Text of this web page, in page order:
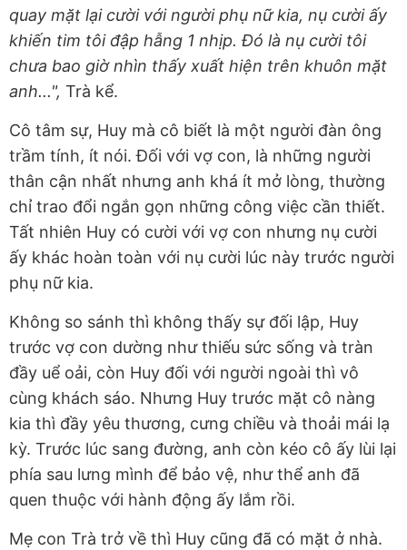
quay mặt lại cười với người phụ nữ kia, nụ cười ấy
khiến tim tôi đập hẫng 1 nhịp. Đó là nụ cười tôi
chưa bao giờ nhìn thấy xuất hiện trên khuôn mặt
anh...", Trà kể.
Cô tâm sự, Huy mà cô biết là một người đàn ông
trầm tính, ít nói. Đối với vợ con, là những người
thân cận nhất nhưng anh khá ít mở lòng, thường
chỉ trao đổi ngắn gọn những công việc cần thiết.
Tất nhiên Huy có cười với vợ con nhưng nụ cười
ấy khác hoàn toàn với nụ cười lúc này trước người
phụ nữ kia.
Không so sánh thì không thấy sự đối lập, Huy
trước vợ con dường như thiếu sức sống và tràn
đầy uể oải, còn Huy đối với người ngoài thì vô
cùng khách sáo. Nhưng Huy trước mặt cô nàng
kia thì đầy yêu thương, cưng chiều và thoải mái lạ
kỳ. Trước lúc sang đường, anh còn kéo cô ấy lùi lại
phía sau lưng mình để bảo vệ, như thể anh đã
quen thuộc với hành động ấy lắm rồi.
Mẹ con Trà trở về thì Huy cũng đã có mặt ở nhà.